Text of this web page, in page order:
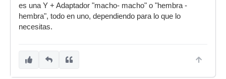
es una Y + Adaptador "macho- macho" o "hembra -
hembra", todo en uno, dependiendo para lo que lo
necesitas.